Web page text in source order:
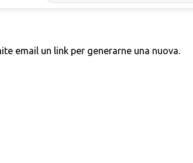
email un link per generarne una nuova.